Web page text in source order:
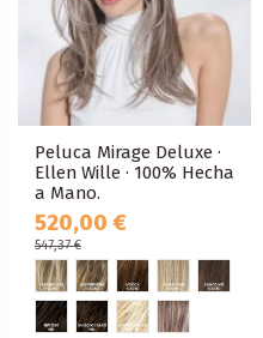
Peluca Mirage Deluxe ·
Ellen Wille · 100% Hecha
a Mano.
520,00 €
547,37 €